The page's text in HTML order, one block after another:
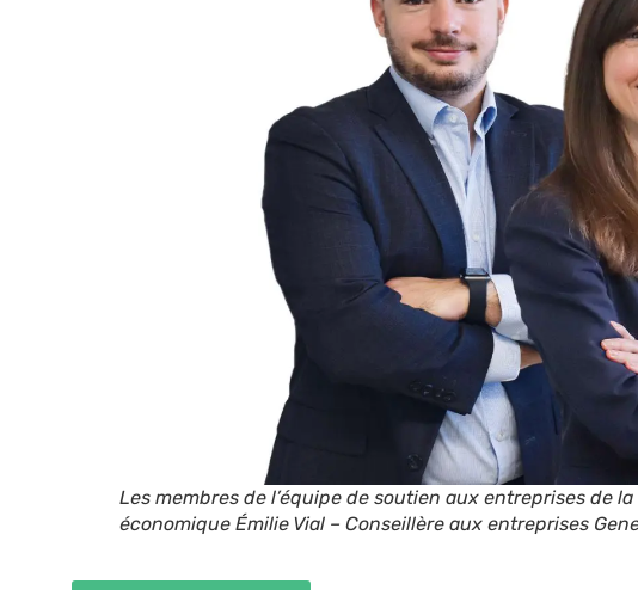
Les membres de l’équipe de soutien aux entreprises de
économique Émilie Vial – Conseillère aux entreprises